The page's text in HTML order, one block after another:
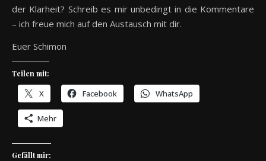
der Klarheit? Schreib es mir unbedingt in die Kommentare
– ich freue mich auf den Austausch mit dir.
Euer Schimon
Teilen mit:
X Facebook WhatsApp
Mehr
Gefällt mir: